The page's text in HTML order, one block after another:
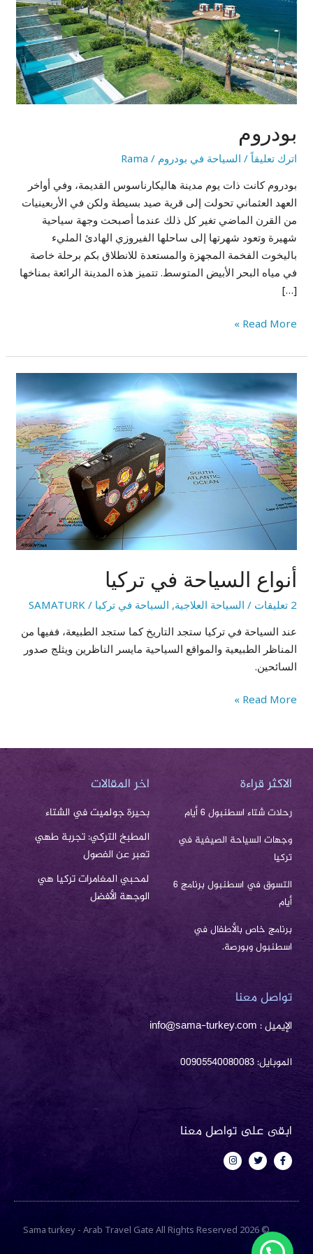
بودروم
اترك تعليقاً / السياحة في بودروم /
Rama
بودروم كانت ذات يوم مدينة هاليكارناسوس القديمة، وفي أواخر
العهد العثماني تحولت إلى قرية صيد بسيطة ولكن في الأربعينيات
من القرن الماضي تغير كل ذلك عندما أصبحت وجهة سياحية
شهيرة وتعود شهرتها إلى ساحلها الفيروزي الهادئ المليء
باليخوت الفخمة المجهزة والمستعدة للانطلاق بكم برحلة خاصة
في مياه البحر الأبيض المتوسط. تتميز هذه المدينة الرائعة بمناخها
[…]
Read More »
أنواع السياحة في تركيا
2 تعليقات / السياحة العلاجية, السياحة في تركيا /
SAMATURK
عند السياحة في تركيا ستجد التاريخ كما ستجد الطبيعة، ففيها من
المناظر الطبيعية والمواقع السياحية مايسر الناظرين ويثلج صدور
السائحين.
أنواع
السياحة
في
تركيا
Read More »
الاكثر قراءة
رحلات شتاء اسطنبول 6 أيام
وجهات السياحة الصيفية في
تركيا
التسوق في اسطنبول برنامج 6
أيام
برنامج خاص بالأطفال في
اسطنبول وبورصة.
اخر المقالات
بحيرة جولميت في الشتاء
المطبخ التركي: تجربة طهي
تعبر عن الفصول
لمحبي المغامرات تركيا هي
الوجهة الأفضل
تواصل معنا
الإيميل : info@sama-turkey.com
الموبايل: 00905540080083
ابقى على تواصل معنا
F
a
c
o
f
T
w
i
e
I
n
s
g
m © 2026 Sama turkey - Arab Travel Gate All Rights Reserved